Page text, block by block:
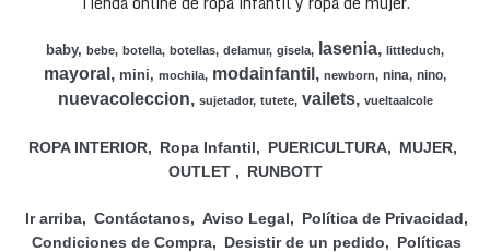
baby bebe botella botellas delamur gisela lasenia littleduch
mayoral mini mochila modainfantil newborn nina nino
nuevacoleccion sujetador tutete vailets vueltaalcole
ROPA INTERIOR Ropa Infantil PUERICULTURA
MUJER
OUTLET
RUNBOTT
Ir arriba Contáctanos Aviso Legal
Política de Privacidad
Condiciones de Compra
Desistir de un pedido
Políticas